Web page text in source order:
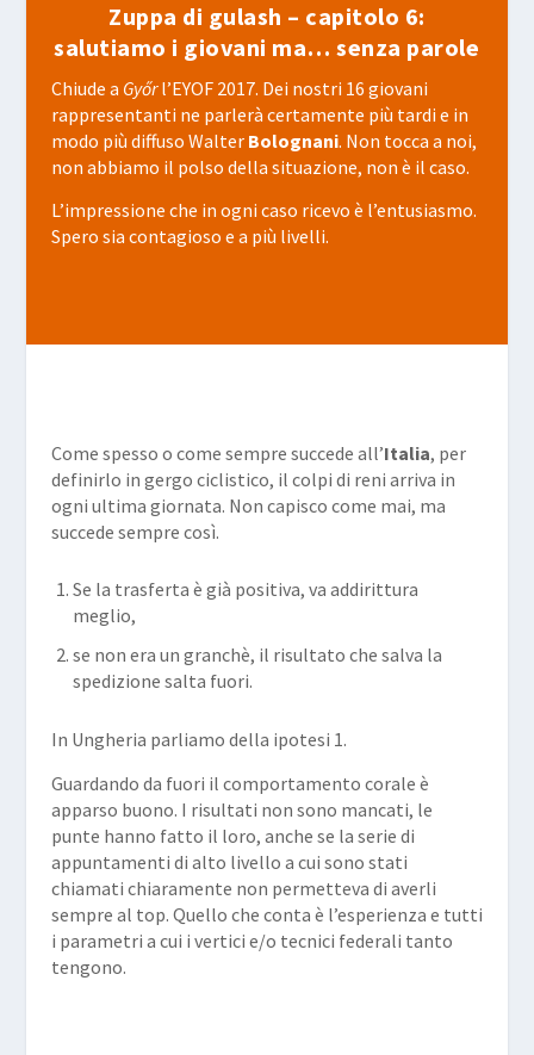
Zuppa di gulash – capitolo 6:
salutiamo i giovani ma… senza parole
Chiude a Győrl’EYOF 2017. Dei nostri 16 giovani
rappresentanti ne parlerà certamente più tardi e in
modo più diffuso Walter Bolognani. Non tocca a noi,
non abbiamo il polso della situazione, non è il caso.
L’impressione che in ogni caso ricevo è l’entusiasmo.
Spero sia contagioso e a più livelli.
Come spesso o come sempre succede all’Italia, per
definirlo in gergo ciclistico, il colpi di reni arriva in
ogni ultima giornata. Non capisco come mai, ma
succede sempre così.
Se la trasferta è già positiva, va addirittura
meglio,
se non era un granchè, il risultato che salva la
spedizione salta fuori.
In Ungheria parliamo della ipotesi 1.
Guardando da fuori il comportamento corale è
apparso buono. I risultati non sono mancati, le
punte hanno fatto il loro, anche se la serie di
appuntamenti di alto livello a cui sono stati
chiamati chiaramente non permetteva di averli
sempre al top. Quello che conta è l’esperienza e tutti
i parametri a cui i vertici e/o tecnici federali tanto
tengono.